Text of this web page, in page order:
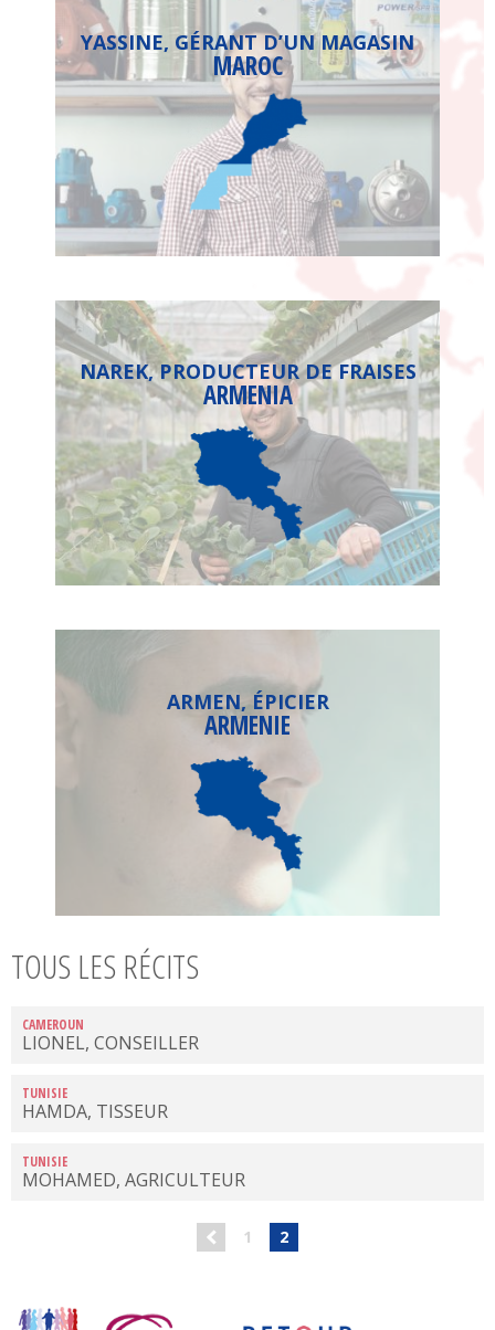
YASSINE, GÉRANT D’UN MAGASIN
MAROC
NAREK, PRODUCTEUR DE FRAISES
ARMENIA
ARMEN, ÉPICIER
ARMENIE
TOUS LES RÉCITS
CAMEROUN
LIONEL, CONSEILLER
TUNISIE
HAMDA, TISSEUR
TUNISIE
MOHAMED, AGRICULTEUR
1 2